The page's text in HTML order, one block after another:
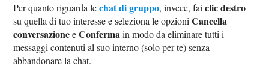
Per quanto riguarda lechat di gruppo, invece, faiclic destro
su quella di tuo interesse e seleziona le opzioniCancella
conversazioneeConfermain modo da eliminare tutti i
messaggi contenuti al suo interno (solo per te) senza
abbandonare la chat.